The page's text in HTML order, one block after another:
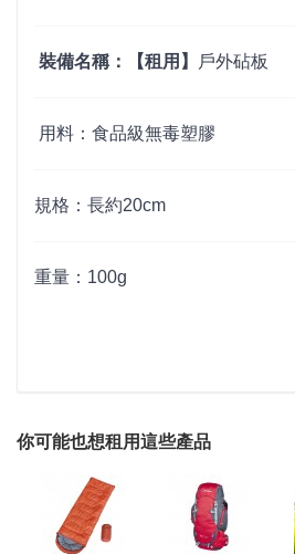
裝備名稱：【租用】 戶外砧板
用料：食品級無毒塑膠
規格：長約20cm
重量：100g
你可能也想租用這些產品